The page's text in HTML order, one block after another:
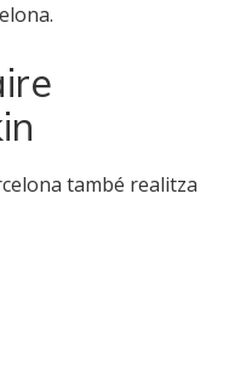
també realitza